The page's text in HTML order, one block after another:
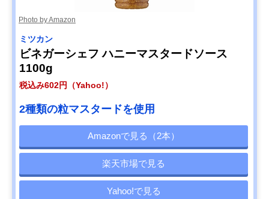
Photo by Amazon
ミツカン
ビネガーシェフ ハニーマスタードソース
1100g
税込み602円（Yahoo!）
2種類の粒マスタードを使用
Amazonで見る（2本）
楽天市場で見る
Yahoo!で見る